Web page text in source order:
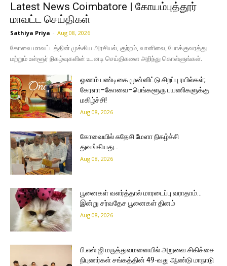
Latest News Coimbatore | கோயம்புத்தூர்
மாவட்ட செய்திகள்
Sathiya Priya - Aug 08, 2026
கோவை மாவட்டத்தின் முக்கிய அரசியல், குற்றம், வானிலை, போக்குவரத்து
மற்றும் உள்ளூர் நிகழ்வுகளின் உடனடி செய்திகளை அறிந்து கொள்ளுங்கள்.
ஓணம் பண்டிகை முன்னிட்டு சிறப்பு ரயில்கள்;
கேரளா–கோவை–பெங்களூரு பயணிகளுக்கு
மகிழ்ச்சி!
Aug 08, 2026
கோவையில் சுதேசி மேளா நிகழ்ச்சி
துவங்கியது…
Aug 08, 2026
பூனைகள் வளர்த்தால் மாரடைப்பு வராதாம்…
இன்று சர்வதேச பூனைகள் தினம்
Aug 08, 2026
பி.எஸ்.ஜி மருத்துவமனையில் அறுவை சிகிச்சை
நிபுணர்கள் சங்கத்தின் 49-வது ஆண்டு மாநாடு